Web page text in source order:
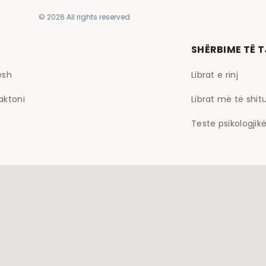
© 2026 All rights reserved
SHËRBIME TË
Librat e rinj
Librat më të
Teste psikologjikë